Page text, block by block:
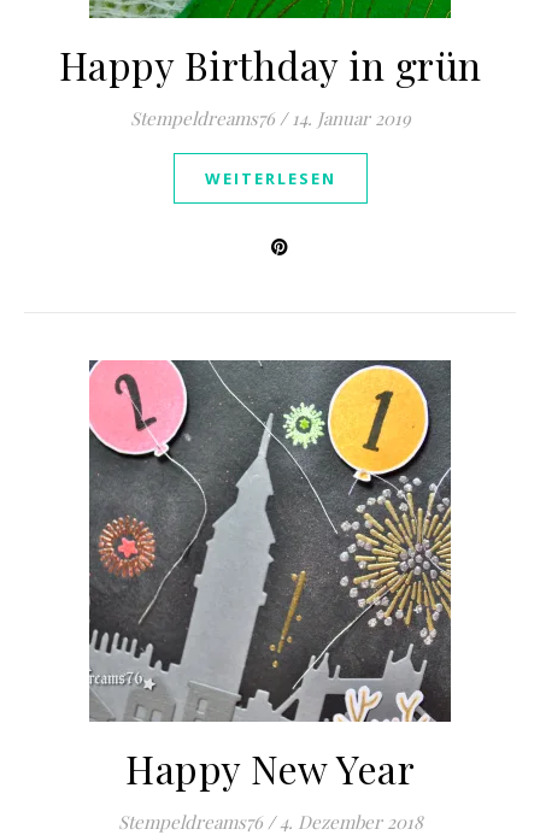
Happy Birthday in grün
Stempeldreams76 / 14. Januar 2019
WEITERLESEN
Happy New Year
Stempeldreams76 / 4. Dezember 2018